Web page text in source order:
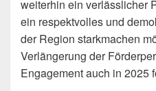
weiterhin ein verlässlicher
ein respektvolles und
der Region starkmachen
Verlängerung der
Engagement auch in 2025